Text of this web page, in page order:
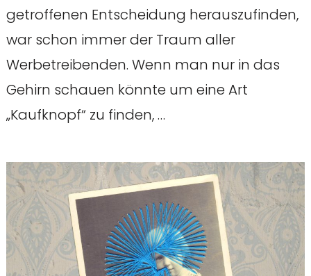
getroffenen Entscheidung herauszufinden,
war schon immer der Traum aller
Werbetreibenden. Wenn man nur in das
Gehirn schauen könnte um eine Art
„Kaufknopf“ zu finden, …